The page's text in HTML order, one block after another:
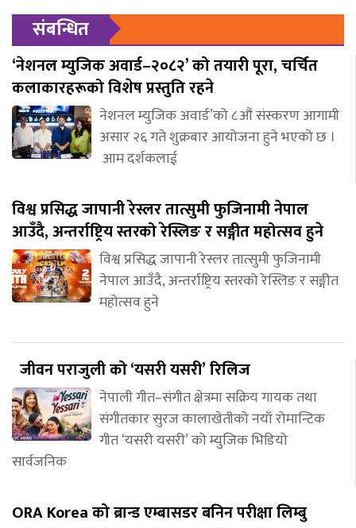
संबन्धित
‘नेशनल म्युजिक अवार्ड–२०८२’ को तयारी पूरा, चर्चित
कलाकारहरूको विशेष प्रस्तुति रहने
नेशनल म्युजिक अवार्ड’को ८औं संस्करण आगामी
असार २६ गते शुक्रबार आयोजना हुने भएको छ ।
आम दर्शकलाई
विश्व प्रसिद्ध जापानी रेस्लर तात्सुमी फुजिनामी नेपाल
आउँदै, अन्तर्राष्ट्रिय स्तरको रेस्लिङ र सङ्गीत महोत्सव हुने
विश्व प्रसिद्ध जापानी रेस्लर तात्सुमी फुजिनामी
नेपाल आउँदै, अन्तर्राष्ट्रिय स्तरको रेस्लिङ र सङ्गीत
महोत्सव हुने
जीवन पराजुली को ‘यसरी यसरी’ रिलिज
नेपाली गीत–संगीत क्षेत्रमा सक्रिय गायक तथा
संगीतकार सुरज कालाखेतीको नयाँ रोमान्टिक
गीत ‘यसरी यसरी’ को म्युजिक भिडियो
सार्वजनिक
ORA Korea को ब्रान्ड एम्बासडर बनिन परीक्षा लिम्बु